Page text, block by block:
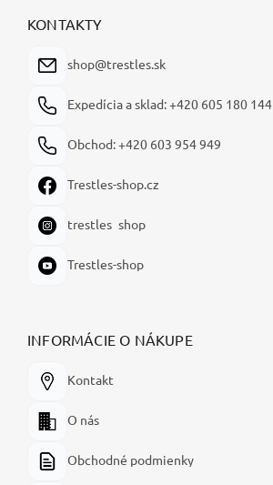
KONTAKTY
shop@trestles.sk
Expedícia a sklad: +420 605 180 144
Obchod: +420 603 954 949
Trestles-shop.cz
trestles_shop
Trestles-shop
INFORMÁCIE O NÁKUPE
Kontakt
O nás
Obchodné podmienky